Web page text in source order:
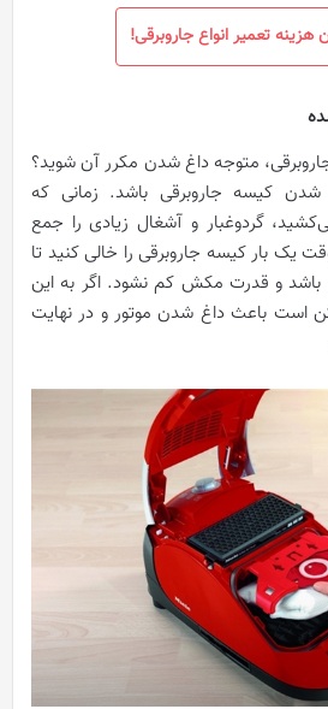
هزینه تعمیر انواع جاروبرقی!
متوجه داغ شدن مکرر آن شوید؟
شدن کیسه جاروبرقی باشد. زمانی که
گردوغبار و آشغال زیادی را جمع
یک ‌بار کیسه جاروبرقی را خالی کنید تا
و قدرت مکش کم نشود. اگر به این
است باعث داغ شدن موتور و در نهایت